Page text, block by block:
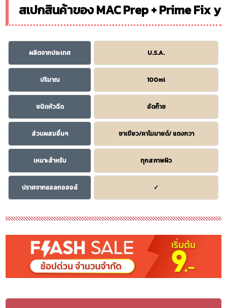
สเปกสินค้าของ MAC Prep + Prime Fix y
ผลิตจากประเทศ U.S.A.
ปริมาณ 100ml
ชนิดหัวฉีด อัดก๊าซ
ส่วนผสมอื่นๆ ชาเขียว/คาโมมายด์/ แตงกวา
เหมาะสำหรับ ทุกสภาพผิว
ปราศจากแอลกอฮอล์ ✓